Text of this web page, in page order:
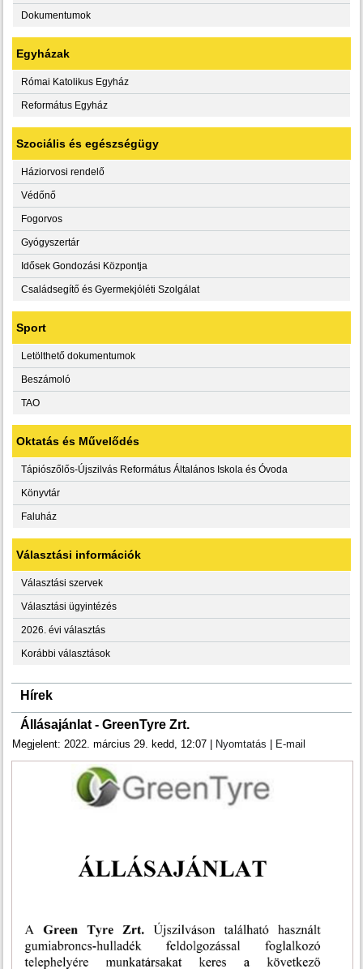
Dokumentumok
Egyházak
Római Katolikus Egyház
Református Egyház
Szociális és egészségügy
Háziorvosi rendelő
Védőnő
Fogorvos
Gyógyszertár
Idősek Gondozási Központja
Családsegítő és Gyermekjóléti Szolgálat
Sport
Letölthető dokumentumok
Beszámoló
TAO
Oktatás és Művelődés
Tápiószőlős-Újszilvás Református Általános Iskola és Óvoda
Könyvtár
Faluház
Választási információk
Választási szervek
Választási ügyintézés
2026. évi választás
Korábbi választások
Hírek
Állásajánlat - GreenTyre Zrt.
Megjelent: 2022. március 29. kedd, 12:07 Nyomtatás E-mail